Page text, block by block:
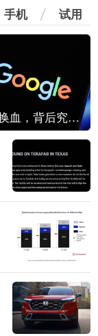
手机 试用
谷歌AI大换血，背后究竟发生了什么？